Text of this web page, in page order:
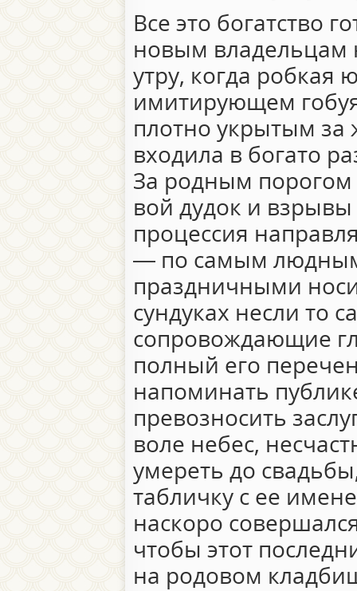
Все это богатство
новым владельцам
утру, когда робкая
имитирующем
плотно укрытым
входила в богато
За родным порогом
вой дудок и
процессия
— по самым
праздничными
сундуках несли то
сопровождающие
полный его
напоминать
превозносить
воле небес,
умереть до
табличку с ее
наскоро
чтобы этот
на родовом